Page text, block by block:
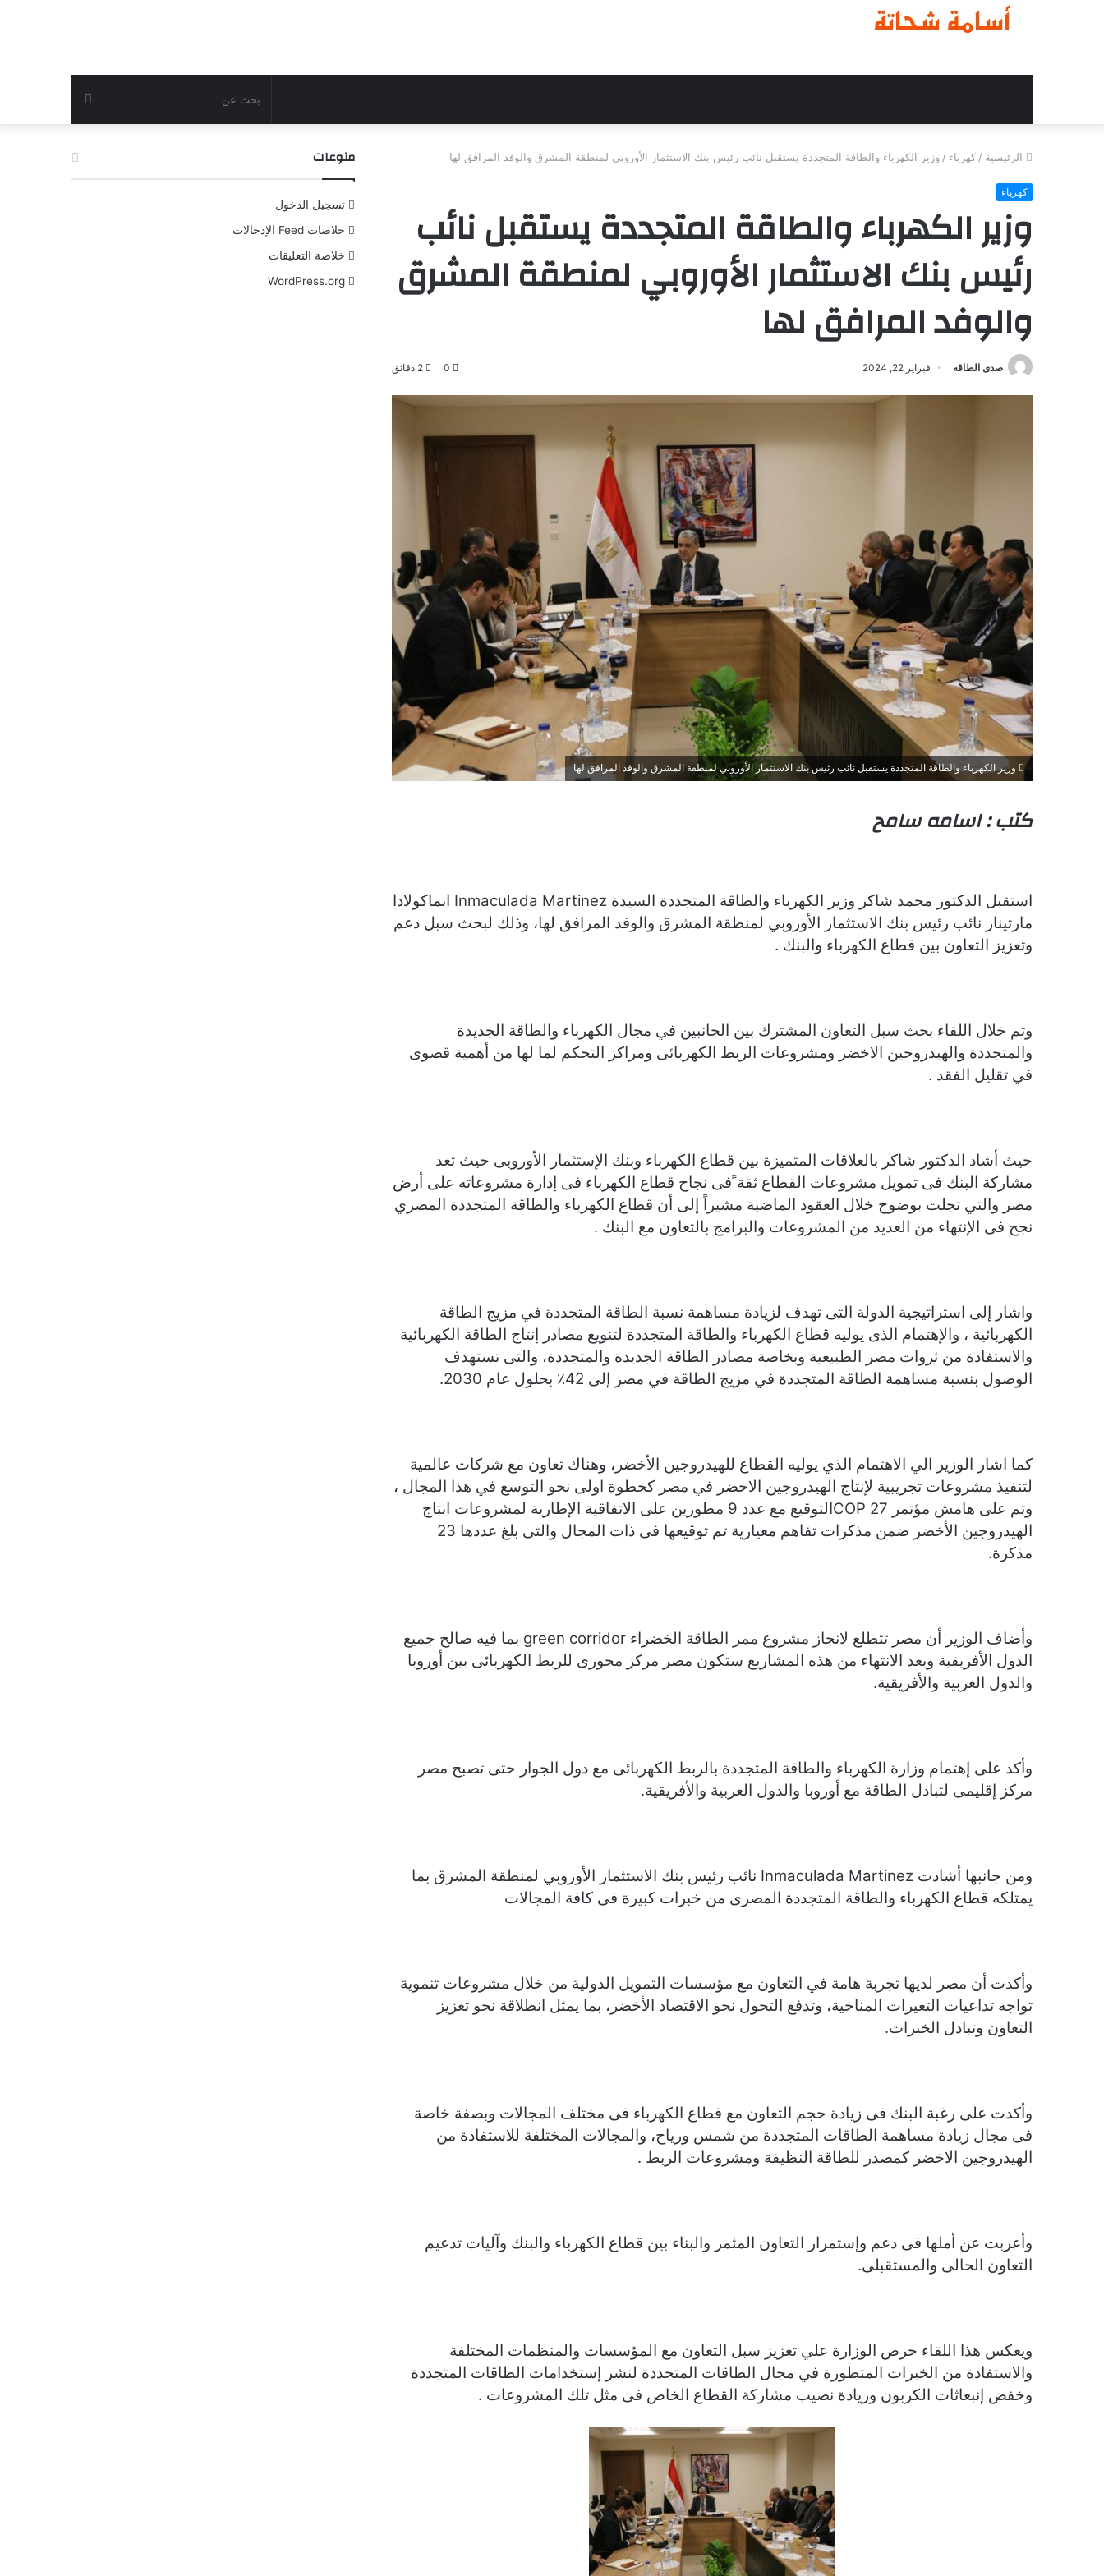
الرئيسية / كهرباء / وزير الكهرباء والطاقة المتجددة يستقبل نائب رئيس بنك الاستثمار الأوروبي لمنطقة المشرق والوفد المرافق لها
كهرباء
وزير الكهرباء والطاقة المتجددة يستقبل نائب
رئيس بنك الاستثمار الأوروبي لمنطقة المشرق
والوفد المرافق لها
صدى الطاقه فبراير 22, 2024 0
وزير الكهرباء والطاقة المتجددة يستقبل نائب رئيس بنك الاستثمار الأوروبي لمنطقة المشرق والوفد المرافق لها
كتب : اسامه سامح
استقبل الدكتور محمد شاكر وزير الكهرباء والطاقة المتجددة السيدة Inmaculada Martinez انماكولادا
مارتيناز نائب رئيس بنك الاستثمار الأوروبي لمنطقة المشرق والوفد المرافق لها، وذلك لبحث سبل دعم
وتعزيز التعاون بين قطاع الكهرباء والبنك .
وتم خلال اللقاء بحث سبل التعاون المشترك بين الجانبين في مجال الكهرباء والطاقة الجديدة
والمتجددة والهيدروجين الاخضر ومشروعات الربط الكهربائى ومراكز التحكم لما لها من أهمية قصوى
في تقليل الفقد .
حيث أشاد الدكتور شاكر بالعلاقات المتميزة بين قطاع الكهرباء وبنك الإستثمار الأوروبى حيث تعد
مشاركة البنك فى تمويل مشروعات القطاع ثقة ًفى نجاح قطاع الكهرباء فى إدارة مشروعاته على أرض
مصر والتي تجلت بوضوح خلال العقود الماضية مشيراً إلى أن قطاع الكهرباء والطاقة المتجددة المصري
نجح فى الإنتهاء من العديد من المشروعات والبرامج بالتعاون مع البنك .
واشار إلى استراتيجية الدولة التى تهدف لزيادة مساهمة نسبة الطاقة المتجددة في مزيج الطاقة
الكهربائية ، والإهتمام الذى يوليه قطاع الكهرباء والطاقة المتجددة لتنويع مصادر إنتاج الطاقة الكهربائية
والاستفادة من ثروات مصر الطبيعية وبخاصة مصادر الطاقة الجديدة والمتجددة، والتى تستهدف
الوصول بنسبة مساهمة الطاقة المتجددة في مزيج الطاقة في مصر إلى 42٪ بحلول عام 2030.
كما اشار الوزير الي الاهتمام الذي يوليه القطاع للهيدروجين الأخضر، وهناك تعاون مع شركات عالمية
لتنفيذ مشروعات تجريبية لإنتاج الهيدروجين الاخضر في مصر كخطوة اولى نحو التوسع في هذا المجال ،
وتم على هامش مؤتمر COP 27التوقيع مع عدد 9 مطورين على الاتفاقية الإطارية لمشروعات انتاج
الهيدروجين الأخضر ضمن مذكرات تفاهم معيارية تم توقيعها فى ذات المجال والتى بلغ عددها 23
مذكرة.
وأضاف الوزير أن مصر تتطلع لانجاز مشروع ممر الطاقة الخضراء green corridor بما فيه صالح جميع
الدول الأفريقية وبعد الانتهاء من هذه المشاريع ستكون مصر مركز محورى للربط الكهربائى بين أوروبا
والدول العربية والأفريقية.
وأكد على إهتمام وزارة الكهرباء والطاقة المتجددة بالربط الكهربائى مع دول الجوار حتى تصبح مصر
مركز إقليمى لتبادل الطاقة مع أوروبا والدول العربية والأفريقية.
ومن جانبها أشادت Inmaculada Martinez نائب رئيس بنك الاستثمار الأوروبي لمنطقة المشرق بما
يمتلكه قطاع الكهرباء والطاقة المتجددة المصرى من خبرات كبیرة فى كافة المجالات
وأكدت أن مصر لديها تجربة هامة في التعاون مع مؤسسات التمويل الدولية من خلال مشروعات تنموية
تواجه تداعيات التغيرات المناخية، وتدفع التحول نحو الاقتصاد الأخضر، بما يمثل انطلاقة نحو تعزيز
التعاون وتبادل الخبرات.
وأكدت على رغبة البنك فى زيادة حجم التعاون مع قطاع الكهرباء فى مختلف المجالات وبصفة خاصة
فى مجال زيادة مساهمة الطاقات المتجددة من شمس ورياح، والمجالات المختلفة للاستفادة من
الهيدروجين الاخضر كمصدر للطاقة النظيفة ومشروعات الربط .
وأعربت عن أملها فى دعم وإستمرار التعاون المثمر والبناء بين قطاع الكهرباء والبنك وآليات تدعيم
التعاون الحالى والمستقبلى.
ويعكس هذا اللقاء حرص الوزارة علي تعزيز سبل التعاون مع المؤسسات والمنظمات المختلفة
والاستفادة من الخبرات المتطورة في مجال الطاقات المتجددة لنشر إستخدامات الطاقات المتجددة
وخفض إنبعاثات الكربون وزيادة نصيب مشاركة القطاع الخاص فى مثل تلك المشروعات .
منوعات
تسجيل الدخول
خلاصات Feed الإدخالات
خلاصة التعليقات
WordPress.org